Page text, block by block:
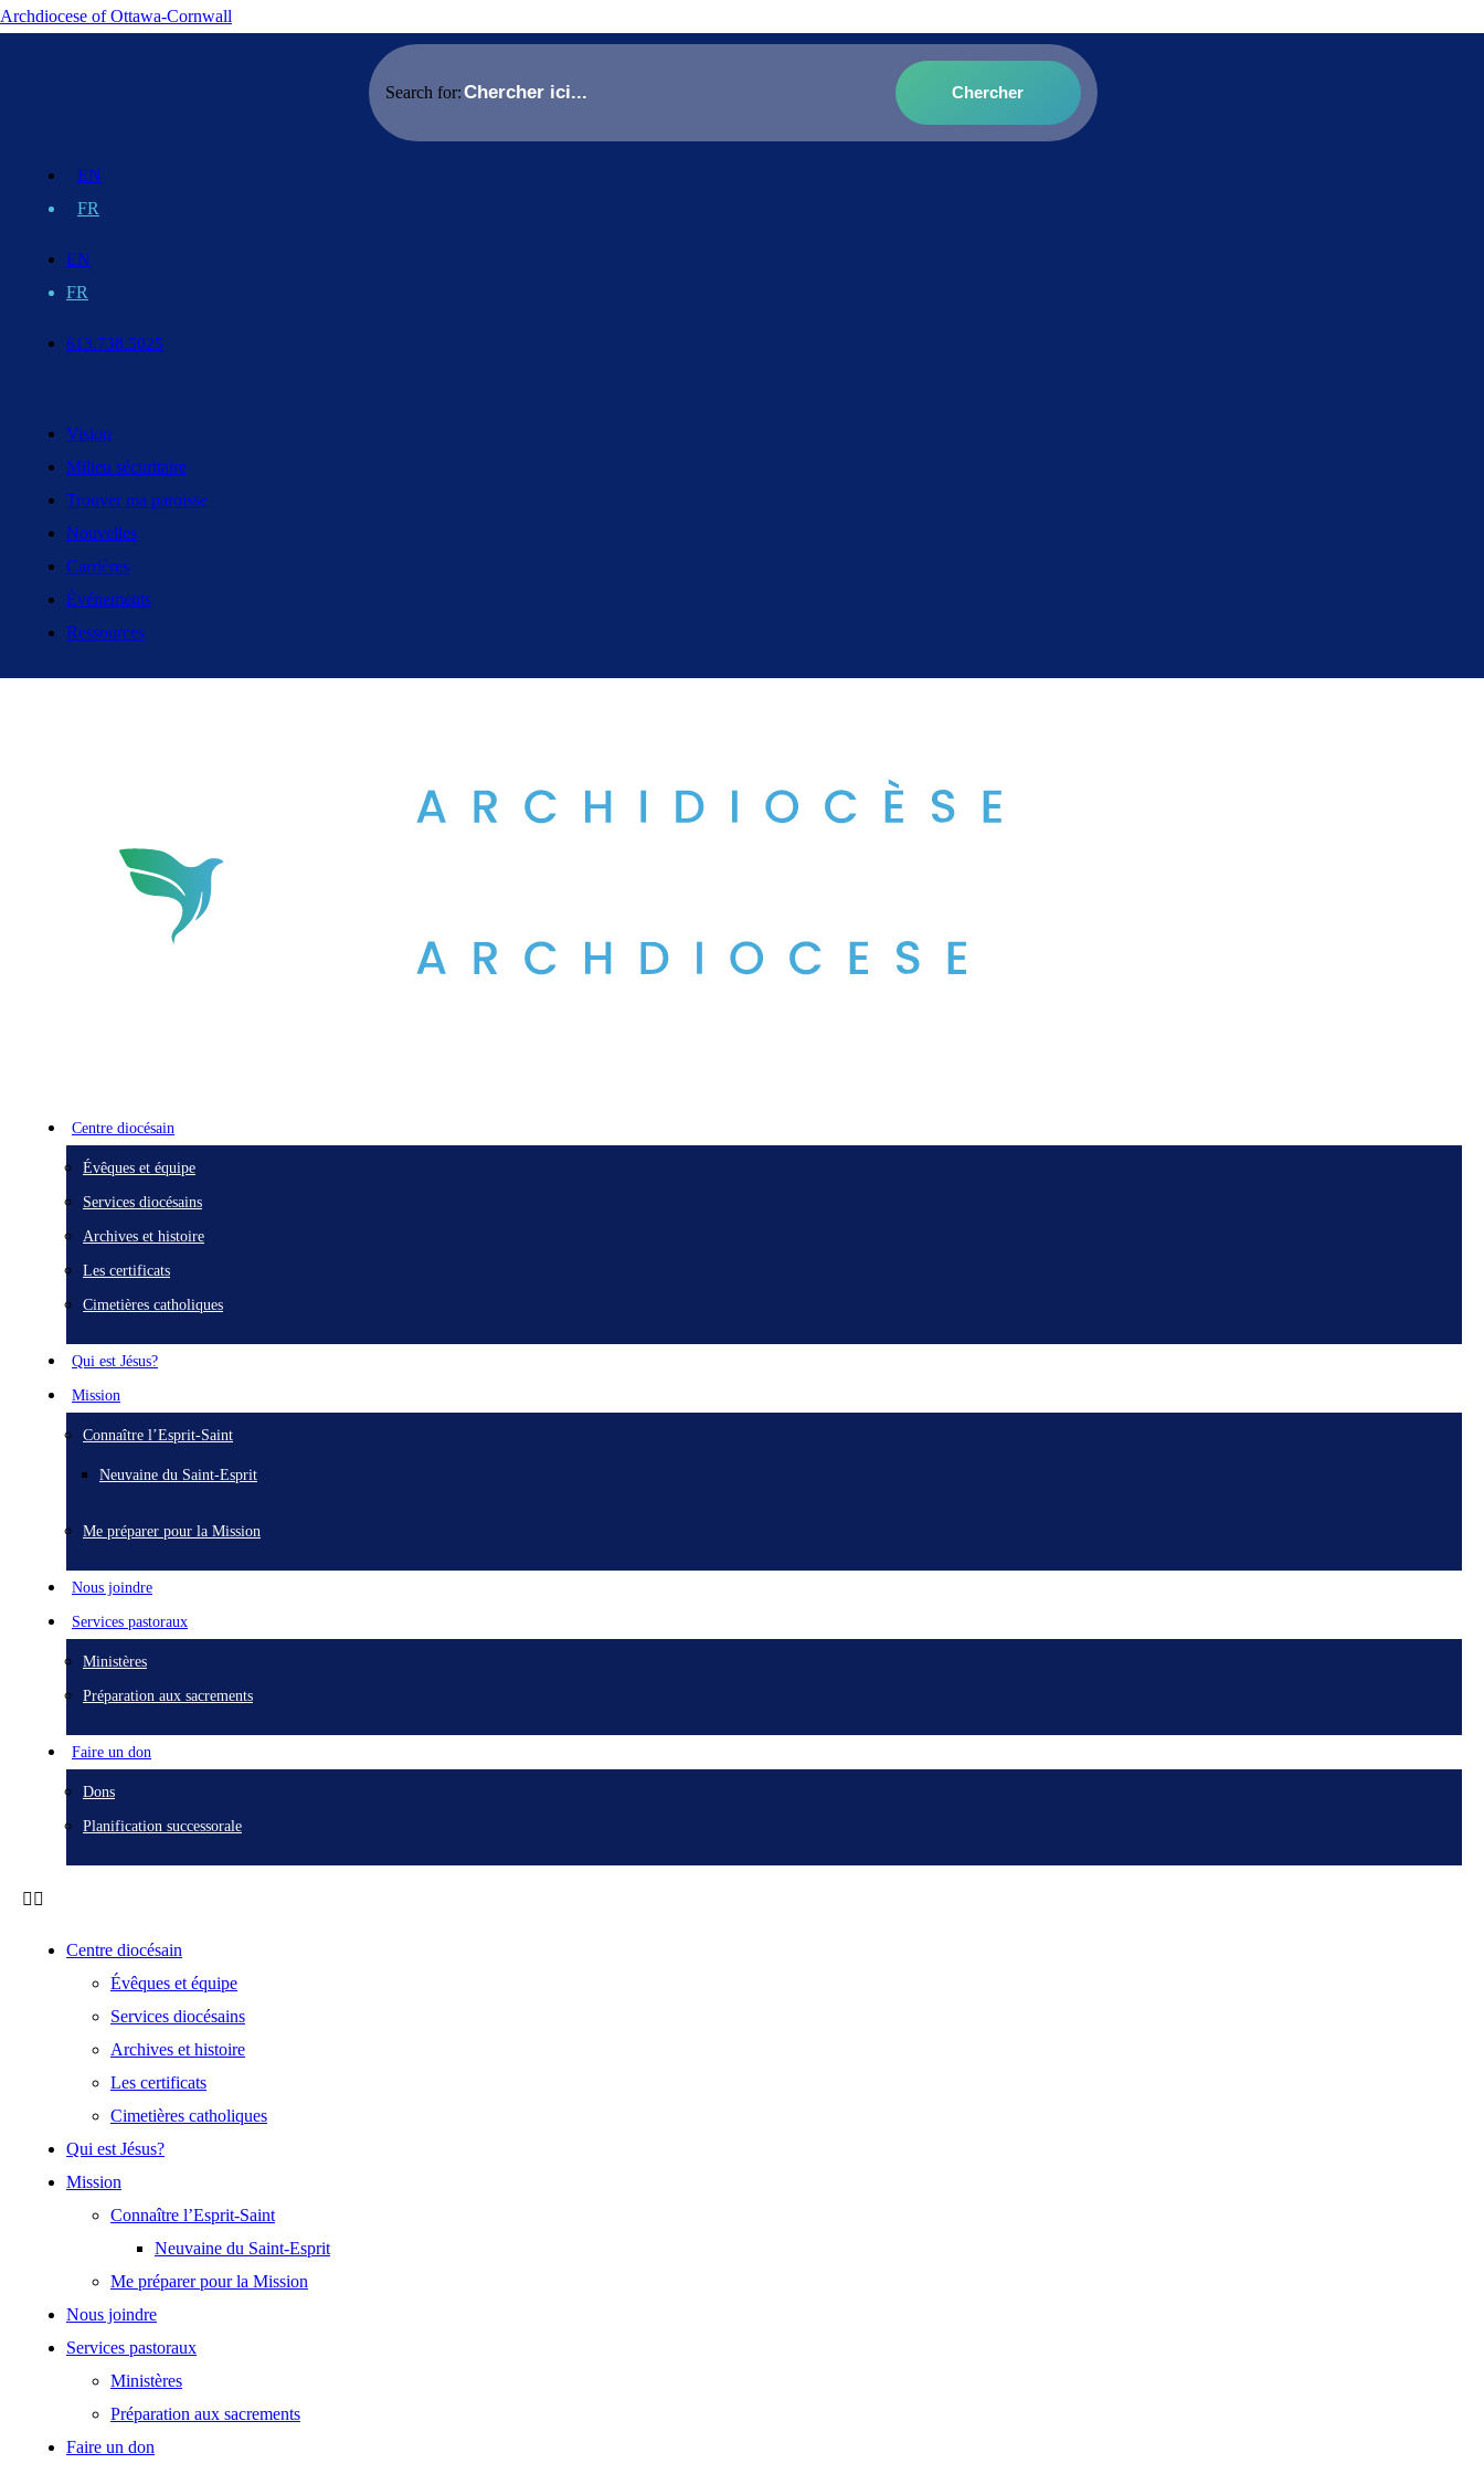
Archdiocese of Ottawa-Cornwall
Search for:
EN
FR
EN
FR
613.738.5025
Vision
Milieu sécuritaire
Trouver ma paroisse
Nouvelles
Carrières
Événements
Ressources
Centre diocésain
Évêques et équipe
Services diocésains
Archives et histoire
Les certificats
Cimetières catholiques
Qui est Jésus?
Mission
Connaître l’Esprit-Saint
Neuvaine du Saint-Esprit
Me préparer pour la Mission
Nous joindre
Services pastoraux
Ministères
Préparation aux sacrements
Faire un don
Dons
Planification successorale
Centre diocésain
Évêques et équipe
Services diocésains
Archives et histoire
Les certificats
Cimetières catholiques
Qui est Jésus?
Mission
Connaître l’Esprit-Saint
Neuvaine du Saint-Esprit
Me préparer pour la Mission
Nous joindre
Services pastoraux
Ministères
Préparation aux sacrements
Faire un don